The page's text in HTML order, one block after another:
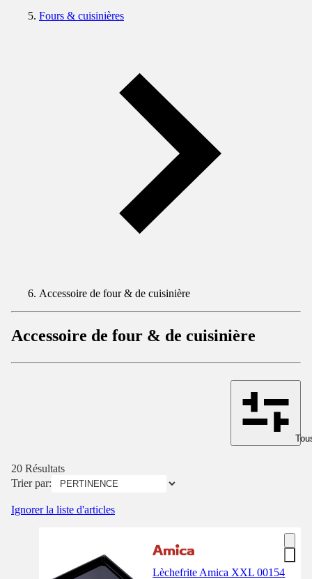
Fours & cuisinières
Accessoire de four & de cuisinière
Accessoire de four & de cuisinière
20 Résultats
Trier par:
Ignorer la liste d'articles
Lèchefrite Amica XXL 00154